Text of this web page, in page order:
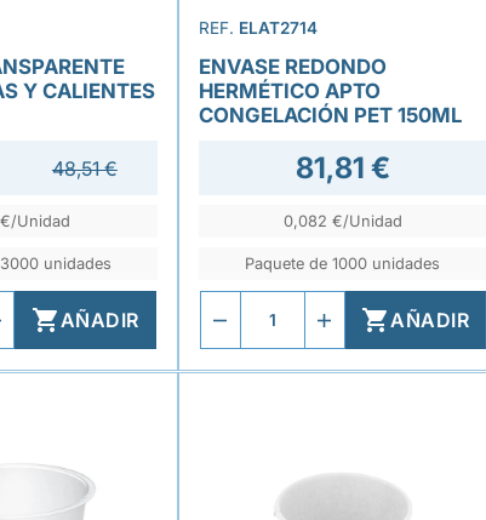
Y CALIENTES
48,51 €
Unidad
unidades
AÑADIR
REF. ELAT2714
ENVASE REDONDO
HERMÉTICO APTO
CONGELACIÓN PET 150ML
81,81 €
0,082 €/Unidad
Paquete de 1000 unidades
AÑADIR